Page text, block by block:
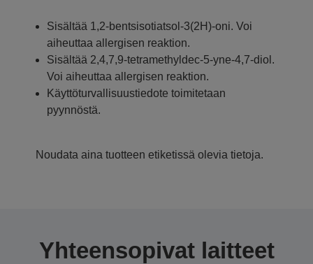
Sisältää 1,2-bentsisotiatsol-3(2H)-oni. Voi
aiheuttaa allergisen reaktion.
Sisältää 2,4,7,9-tetramethyldec-5-yne-4,7-diol.
Voi aiheuttaa allergisen reaktion.
Käyttöturvallisuustiedote toimitetaan
pyynnöstä.
Noudata aina tuotteen etiketissä olevia tietoja.
Yhteensopivat laitteet